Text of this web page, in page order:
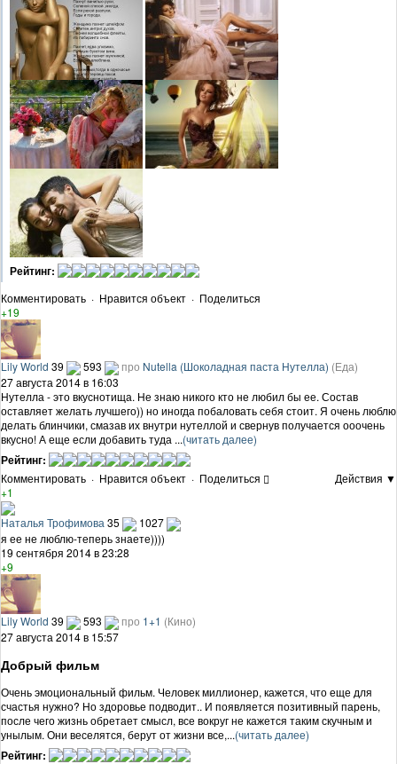
Рейтинг:
Комментировать · Нравится объект · Поделиться
+19
Lily World 39 593 про Nutella (Шоколадная паста Нутелла) (Еда)
27 августа 2014 в 16:03
Нутелла - это вкуснотища. Не знаю никого кто не любил бы ее. Состав
оставляет желать лучшего)) но иногда побаловать себя стоит. Я очень люблю
делать блинчики, смазав их внутри нутеллой и свернув получается ооочень
вкусно! А еще если добавить туда ...(читать далее)
Рейтинг:
Комментировать · Нравится объект · Поделиться
Действия ▼
+1
Наталья Трофимова 35
1027
я ее не люблю-теперь знаете))))
19 сентября 2014 в 23:28
+9
Lily World 39 593 про 1+1 (Кино)
27 августа 2014 в 15:57
Добрый фильм
Очень эмоциональный фильм. Человек миллионер, кажется, что еще для
счастья нужно? Но здоровье подводит.. И появляется позитивный парень,
после чего жизнь обретает смысл, все вокруг не кажется таким скучным и
унылым. Они веселятся, берут от жизни все,...(читать далее)
Рейтинг: